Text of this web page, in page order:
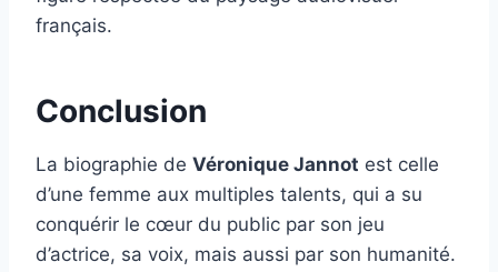
français.
Conclusion
La biographie de Véronique Jannot est celle
d’une femme aux multiples talents, qui a su
conquérir le cœur du public par son jeu
d’actrice, sa voix, mais aussi par son humanité.